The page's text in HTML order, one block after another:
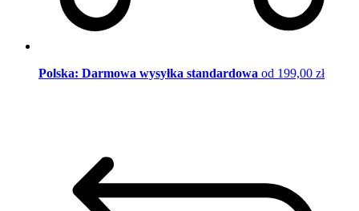
Polska: Darmowa wysyłka standardowa od 199,00 zł